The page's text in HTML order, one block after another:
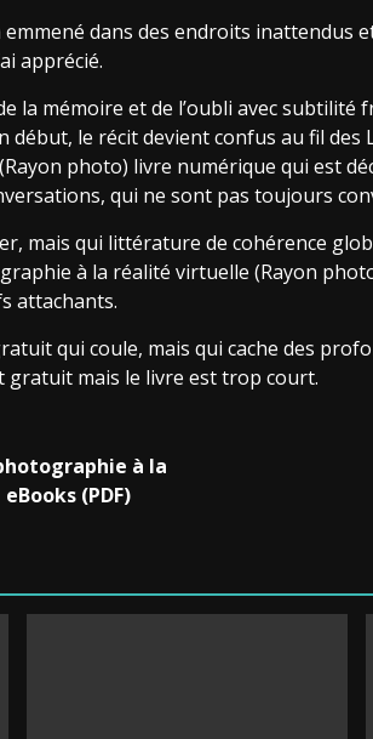
dans des endroits inattendus
apprécié.
la mémoire et de l’oubli avec subtilité
le récit devient confus au fil des
photo) livre numérique qui est
qui ne sont pas toujours
mais qui littérature de cohérence
à la réalité virtuelle (Rayon
attachants.
qui coule, mais qui cache des
gratuit mais le livre est trop court.
à la
(PDF)